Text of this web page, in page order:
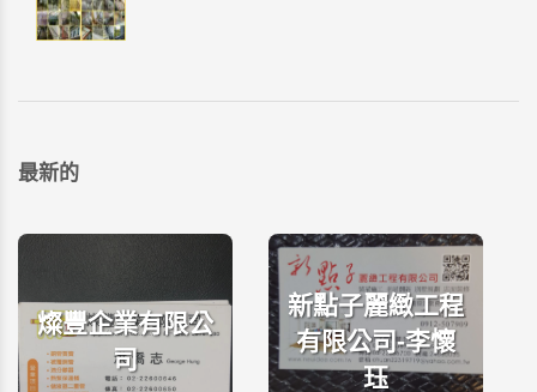
最新的
燦豐企業有限公
司
新點子麗緻工程
有限公司-李懷
珏